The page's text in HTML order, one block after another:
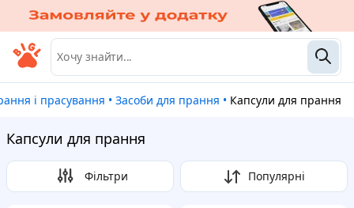
і прасування • Засоби для прання • Капсули для прання
Капсули для прання
Фільтри Популярні